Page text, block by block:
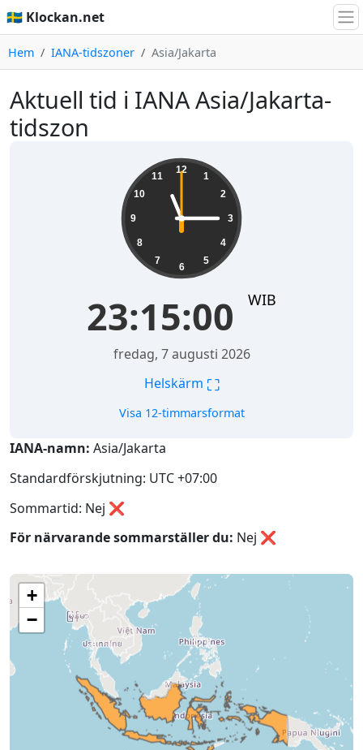
🇸🇪 Klockan.net
Hem IANA-tidszoner Asia/Jakarta
Aktuell tid i IANA Asia/Jakarta-
tidszon
12
1
2
3
4
5
6
7
8
9
10
11
23:15:00 WIB
fredag, 7 augusti 2026
Helskärm ⛶
Visa 12-timmarsformat
IANA-namn: Asia/Jakarta
Standardförskjutning: UTC +07:00
Sommartid: Nej ❌
För närvarande sommarställer du: Nej ❌
+
−